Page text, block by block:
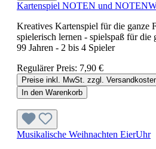
Kartenspiel NOTEN und
Kreatives Kartenspiel für die
spielerisch lernen - spielspaß für die
99 Jahren - 2 bis 4 Spieler
Regulärer Preis: 7,90 €
Preise inkl. MwSt. zzgl.
In den Warenkorb
Musikalische Weihnachten EierUhr